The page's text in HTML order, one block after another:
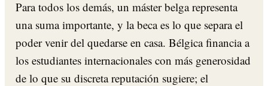
Para todos los demás, un máster belga representa
una suma importante, y la beca es lo que separa el
poder venir del quedarse en casa. Bélgica financia a
los estudiantes internacionales con más generosidad
de lo que su discreta reputación sugiere; el